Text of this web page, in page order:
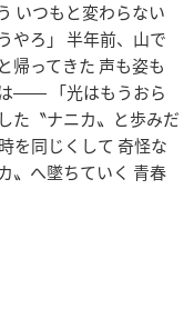
いつもと変わらない
ろ」 半年前、山で
帰ってきた 声も姿も
―― 「光はもうおら
た〝ナニカ〟と歩みだ
を同じくして 奇怪な
〟へ墜ちていく 青春